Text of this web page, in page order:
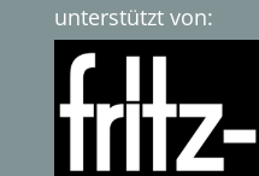
unterstützt von: